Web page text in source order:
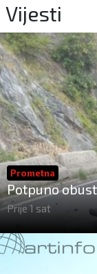
Vijesti
Prometna
Potpuno
Prije 1 sat